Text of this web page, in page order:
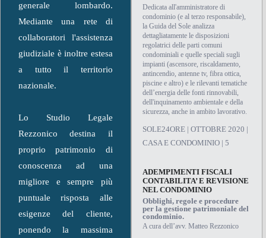
generale lombardo.
Mediante una rete di
collaboratori l'assistenza
giudiziale è inoltre estesa
a tutto il territorio
nazionale.
Lo Studio Legale
Rezzonico destina il
proprio patrimonio di
conoscenza ad una
migliore e sempre più
puntuale risposta alle
esigenze del cliente,
ponendo la massima
Dedicata all'amministratore di
condominio (e al terzo responsabile),
la Guida del Sole analizza
dettagliatamente le disposizioni
regolatrici delle parti comuni
condominiali e quelle speciali sugli
impianti (ascensore, riscaldamento,
antincendio, antenne tv, fibra ottica,
piscine e altro) e le rilevanti tematiche
dell’energia delle fonti rinnovabili,
dell'inquinamento ambientale e della
sicurezza, anche in ambito lavorativo.
SOLE24ORE | OTTOBRE 2020 |
CASA E CONDOMINIO | 5
ADEMPIMENTI FISCALI
CONTABILITA’ E REVISIONE
NEL CONDOMINIO
Obblighi, regole e procedure
per la gestione patrimoniale del
condominio.
A cura dell’avv. Matteo Rezzonico